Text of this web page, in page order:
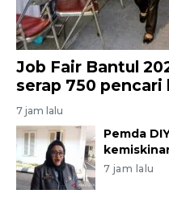
Job Fair Bantul
serap 750 pencari
7 jam lalu
Pemda
7 jam lalu